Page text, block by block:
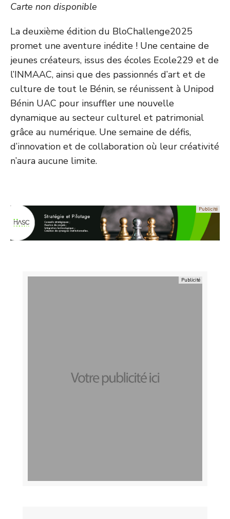
Carte non disponible
La deuxième édition du BloChallenge2025
promet une aventure inédite ! Une centaine de
jeunes créateurs, issus des écoles Ecole229 et de
l’INMAAC, ainsi que des passionnés d’art et de
culture de tout le Bénin, se réunissent à Unipod
Bénin UAC pour insuffler une nouvelle
dynamique au secteur culturel et patrimonial
grâce au numérique. Une semaine de défis,
d’innovation et de collaboration où leur créativité
n’aura aucune limite.